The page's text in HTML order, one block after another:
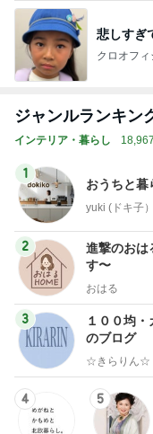
悲しすぎ
クロオフ
ジャンルランキン
インテリア・暮らし
1
おうちと
yuki (ドキ子）
2
進撃のおは
す〜
おはる
3
１００均
のブログ
☆きらりん☆
4 5